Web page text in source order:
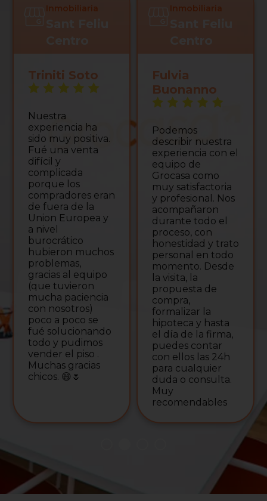
Inmobiliaria
Triniti Soto
Nuestra
experiencia ha
sido muy positiva.
Fué una venta
difícil y
complicada
porque los
compradores eran
de fuera de la
Union Europea y
a nivel
burocrático
hubieron muchos
problemas,
gracias al equipo
(que tuvieron
mucha paciencia
con nosotros)
poco a poco se
fué solucionando
todo y pudimos
vender el piso .
Muchas gracias
chicos. 😄🌷
Inmobiliaria
Fulvia
Buonanno
Podemos
describir nuestra
experiencia con el
equipo de
Grocasa como
muy satisfactoria
y profesional. Nos
acompañaron
durante todo el
proceso, con
honestidad y trato
personal en todo
momento. Desde
la visita, la
propuesta de
compra,
formalizar la
hipoteca y hasta
el día de la firma,
puedes contar
con ellos las 24h
para cualquier
duda o consulta.
Muy
recomendables